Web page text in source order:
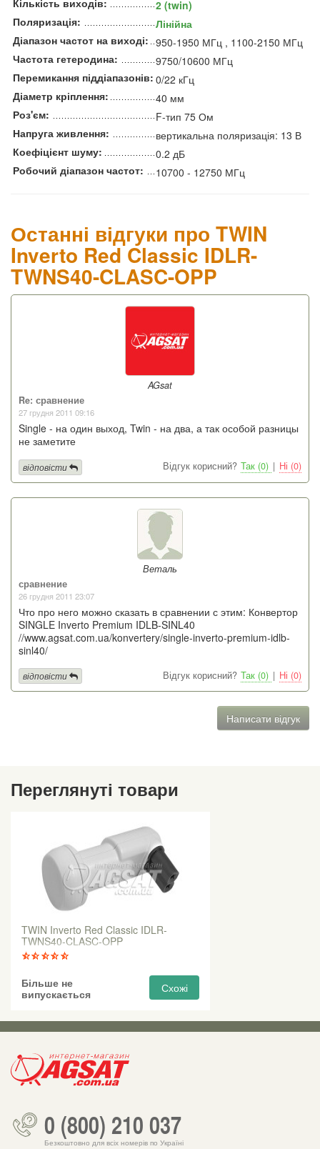
Кількість виходів:
2 (twin)
Поляризація:
Лінійна
Діапазон частот на виході: 950-1950 МГц , 1100-2150 МГц
Частота гетеродина:
9750/10600 МГц
Перемикання піддіапазонів: 0/22 кГц
Діаметр кріплення:
40 мм
Роз'єм:
F-тип 75 Ом
Напруга живлення:
вертикальна поляризація: 13 В
Коефіцієнт шуму:
0.2 дБ
Робочий діапазон частот:
10700 - 12750 МГц
Останні відгуки про TWIN
Inverto Red Classic IDLR-
TWNS40-CLASC-OPP
AGsat
Re: сравнение
27 грудня 2011 09:16
Single - на один выход, Twin - на два, а так особой разницы
не заметите
Відгук корисний? Так (0) | Ні (0)
відповісти
Веталь
сравнение
26 грудня 2011 23:07
Что про него можно сказать в сравнении с этим: Конвертор
SINGLE Inverto Premium IDLB-SINL40
//www.agsat.com.ua/konvertery/single-inverto-premium-idlb-
sinl40/
Відгук корисний? Так (0) | Ні (0)
відповісти
Написати відгук
Переглянуті товари
TWIN Inverto Red Classic IDLR-
TWNS40-CLASC-OPP
Більше не
випускається
Схожі
0 (800) 210 037
Безкоштовно для всіх номерів по Україні